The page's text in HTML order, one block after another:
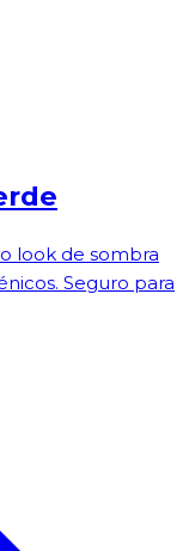
look de sombra
Seguro para